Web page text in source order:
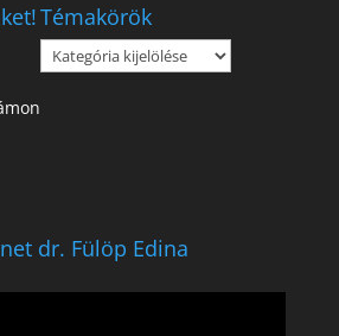
Témakörök
Témakörök
dr. Fülöp Edina